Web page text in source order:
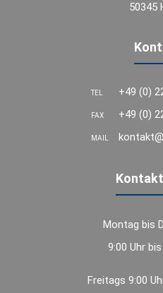
50345
TEL +49 (0)
FAX +49 (0)
MAIL
Montag bis
9:00 Uhr
Freitags 9:00